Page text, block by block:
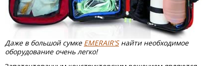
Даже в большой сумке EMERAIR'Sнайти необходимое
оборудование очень легко!